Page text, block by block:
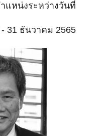
แหน่งระหว่างวันที่
31 ธันวาคม 2565